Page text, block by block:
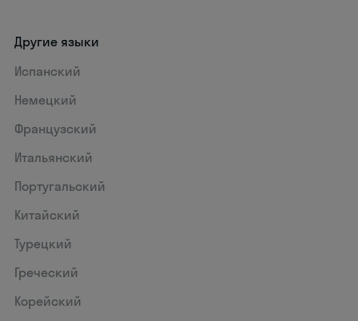
Другие языки
Испанский
Немецкий
Французский
Итальянский
Португальский
Китайский
Турецкий
Греческий
Корейский